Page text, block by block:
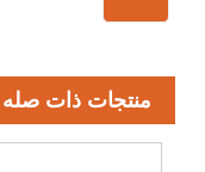
منتجات ذات صله